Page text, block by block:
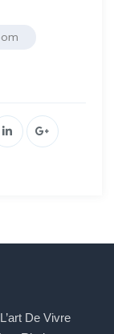
De Vivre